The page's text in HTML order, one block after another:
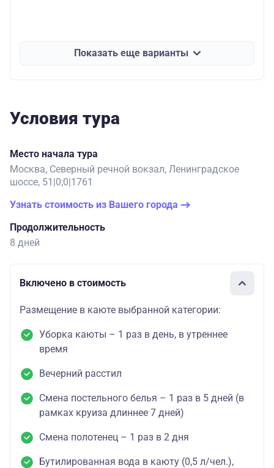
Показать еще варианты
Условия тура
Место начала тура
Москва, Северный речной вокзал, Ленинградское
шоссе, 51|0;0|1761
Узнать стоимость из Вашего города
Продолжительность
8 дней
Включено в стоимость
Размещение в каюте выбранной категории:
Уборка каюты – 1 раз в день, в утреннее
время
Вечерний расстил
Смена постельного белья – 1 раз в 5 дней (в
рамках круиза длиннее 7 дней)
Смена полотенец – 1 раз в 2 дня
Бутилированная вода в каюту (0,5 л/чел.),